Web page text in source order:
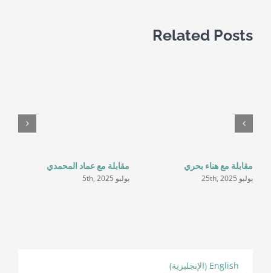
Related Posts
مقابلة مع هناء بحري
يوليو 25th, 2025
مقابلة مع عماد المحمدي
يوليو 5th, 2025
English
(الإنجليزية)